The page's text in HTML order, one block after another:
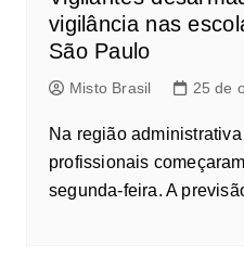
vigilância nas
São Paulo
Misto Brasil 25 de
Na região
profissionais
segunda-feira. A